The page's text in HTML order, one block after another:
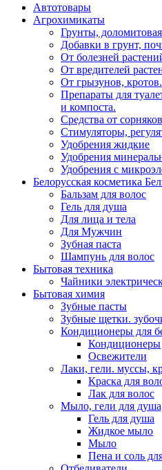
Автотовары
Агрохимикаты
Грунты,
Добавки в грунт,
От болезней
От вредителей
От грызунов, кротов.
Препараты для
и компоста.
Средства от сорняков
Стимуляторы,
Удобрения жидкие
Удобрения
Удобрения с
Белорусская косметика
Бальзам для волос
Гель для душа
Для лица и тела
Для Мужчин
Зубная паста
Шампунь для волос
Бытовая техника
Чайники
Бытовая химия
Зубные пасты
Зубные щетки.
Кондиционеры для
Кондиционеры
Освежители
Лаки, гели. муссы,
Краска для
Лак для волос
Мыло, гели для
Гель для душа
Жидкое мыло
Мыло
Пена и соль